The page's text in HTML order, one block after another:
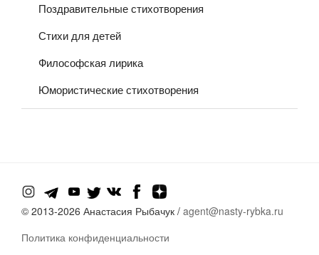
Поздравительные стихотворения
Стихи для детей
Философская лирика
Юмористические стихотворения
© 2013-2026 Анастасия Рыбачук / agent@nasty-rybka.ru
Политика конфиденциальности